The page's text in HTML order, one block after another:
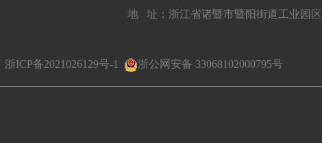
地 址：浙江省诸暨市暨阳街道工业园区
浙ICP备2021026129号-1 浙公网安备 33068102000795号